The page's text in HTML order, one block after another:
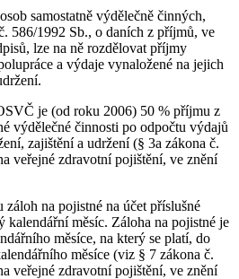
samostatně výdělečně činných,
586/1992 Sb., o daních z příjmů, ve
lze na ně rozdělovat příjmy
a výdaje vynaložené na jejich
je (od roku 2006) 50 % příjmu z
výdělečné činnosti po odpočtu výdajů
zajištění a udržení (§ 3a zákona č.
veřejné zdravotní pojištění, ve znění
na pojistné na účet příslušné
měsíc. Záloha na pojistné je
měsíce, na který se platí, do
měsíce (viz § 7 zákona č.
veřejné zdravotní pojištění, ve znění